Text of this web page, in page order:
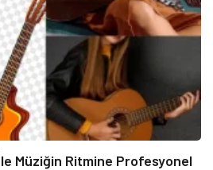
Müziğin Ritmine Profesyonel